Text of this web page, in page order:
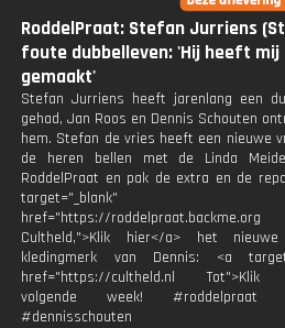
RoddelPraat: Stefan Jurriens
foute dubbelleven: 'Hij heeft mij
gemaakt'
Stefan Jurriens heeft jarenlang een
gehad, Jan Roos en Dennis Schouten
hem. Stefan de vries heeft een nieuwe
de heren bellen met de Linda
RoddelPraat en pak de extra en de
target="_blank"
href="https://roddelpraat.backme.org
Cultheld,">Klik hier</a> het
kledingmerk van Dennis: <a
href="https://cultheld.nl Tot">Klik
volgende week! #roddelpraat
#dennisschouten